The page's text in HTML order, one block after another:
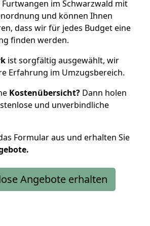
im Schwarzwald mit
und können Ihnen
dass wir für jedes Budget eine
finden werden.
ist sorgfältig ausgewählt, wir
Erfahrung im Umzugsbereich.
Kostenübersicht? Dann holen
und unverbindliche
Formular aus und erhalten Sie
Angebote erhalten